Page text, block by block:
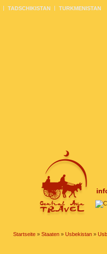
TADSCHIKISTAN TURKMENISTAN
Startseite » Staaten » Usbekistan »